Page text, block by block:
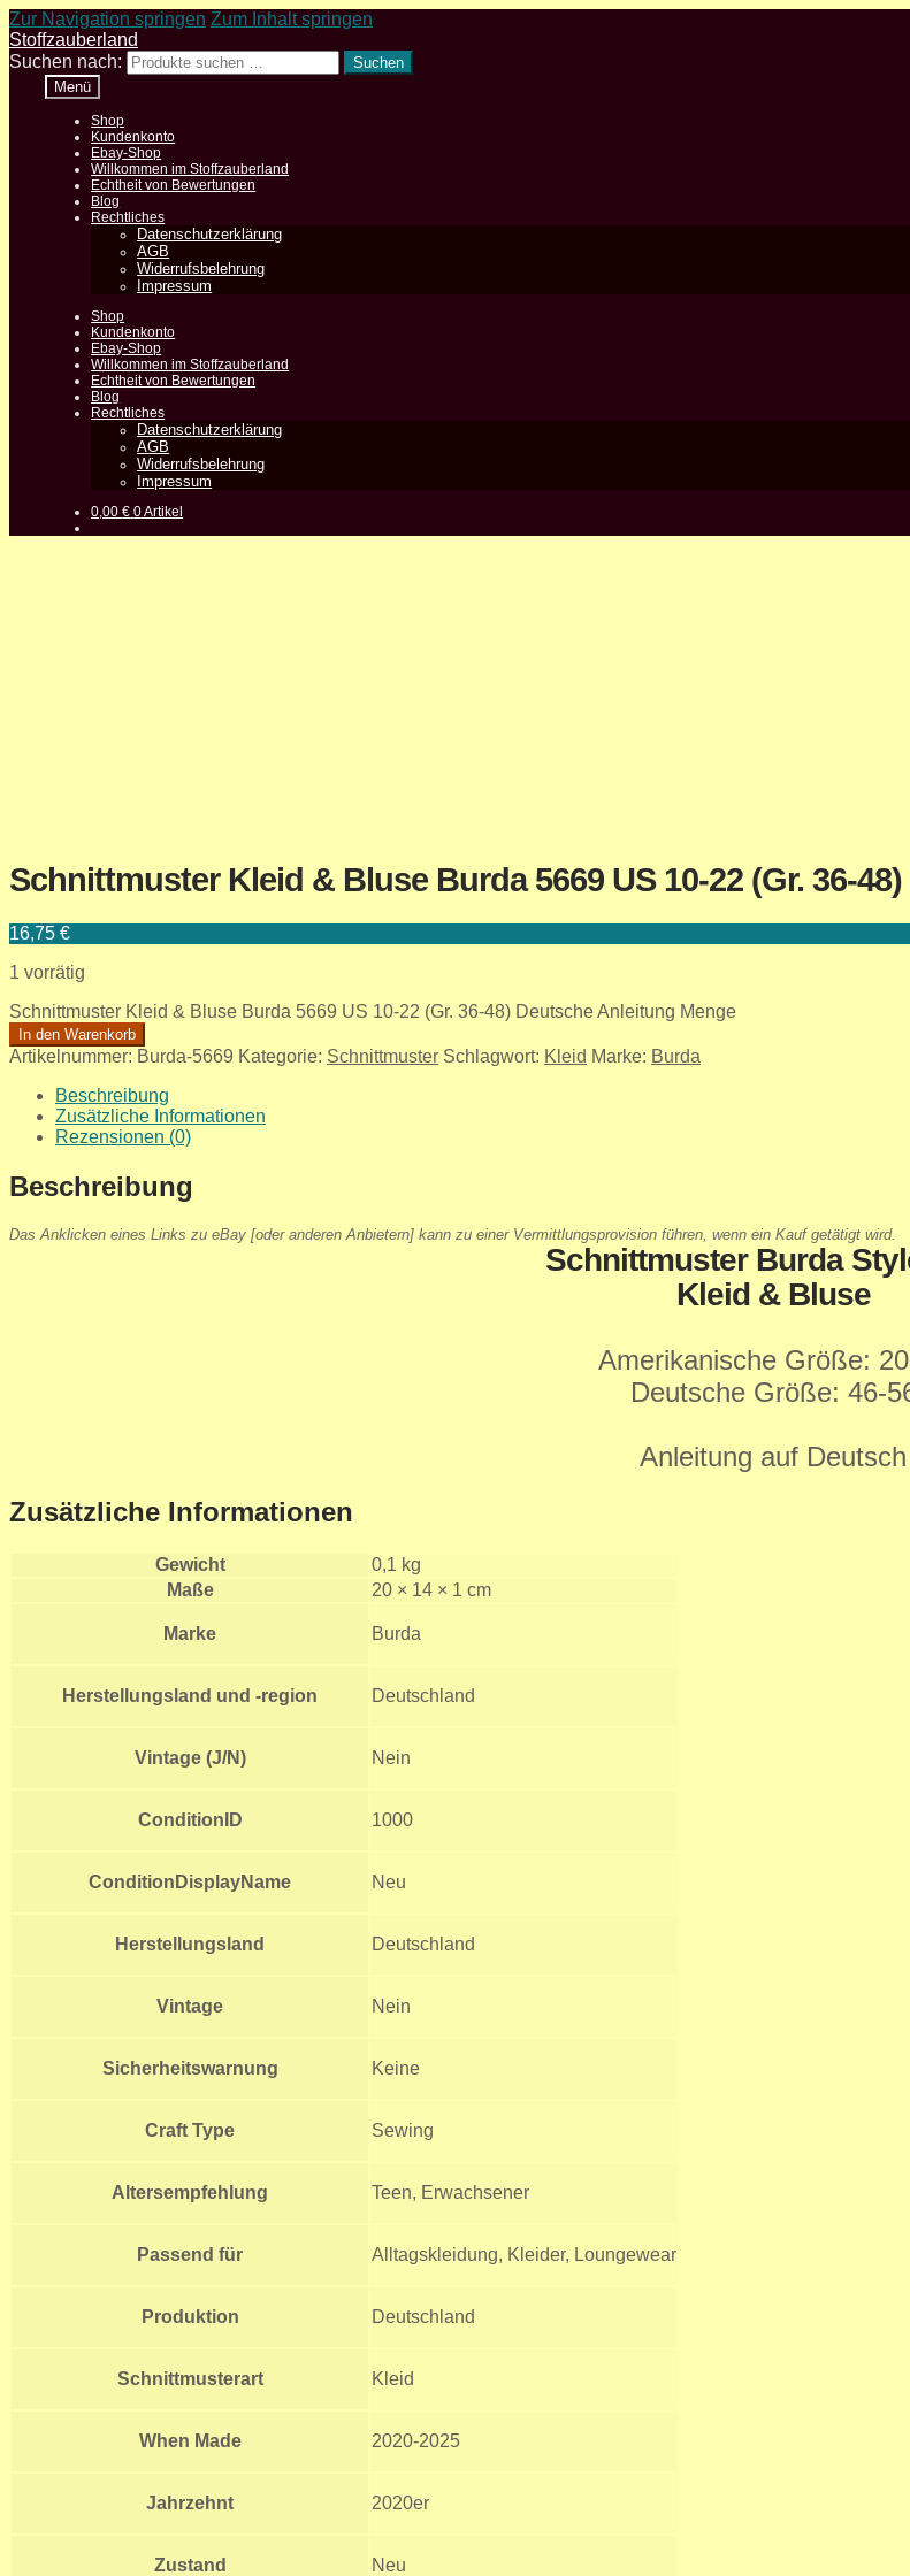
Zur Navigation springen Zum Inhalt springen
Stoffzauberland
Suchen nach:
Suchen
Menü
Shop
Kundenkonto
Ebay-Shop
Willkommen im Stoffzauberland
Echtheit von Bewertungen
Blog
Rechtliches
Datenschutzerklärung
AGB
Widerrufsbelehrung
Impressum
Shop
Kundenkonto
Ebay-Shop
Willkommen im Stoffzauberland
Echtheit von Bewertungen
Blog
Rechtliches
Datenschutzerklärung
AGB
Widerrufsbelehrung
Impressum
0,00€ 0 Artikel
Schnittmuster Kleid & Bluse Burda 5669 US 10-22 (Gr. 36-
16,75 €
1 vorrätig
Schnittmuster Kleid & Bluse Burda 5669 US 10-22 (Gr. 36-48) Deutsche Anleitung Menge
In den Warenkorb
Artikelnummer: Burda-5669 Kategorie: Schnittmuster Schlagwort: Kleid Marke: Burda
Beschreibung
Zusätzliche Informationen
Rezensionen (0)
Beschreibung
Das Anklicken eines Links zu eBay [oder anderen Anbietern] kann zu einer Vermittlungsprovision führen, wenn ein Kauf getätigt wird.
Schnittmuster Burda
Kleid & Bluse
Amerikanische Größe:
Deutsche Größe: 46-
Anleitung auf Deutsch
Zusätzliche Informationen
Gewicht
0,1 kg
Maße
20 × 14 × 1 cm
Marke Burda
Herstellungsland und -region Deutschland
Vintage (J/N) Nein
ConditionID 1000
ConditionDisplayName Neu
Herstellungsland Deutschland
Vintage Nein
Sicherheitswarnung Keine
Craft Type Sewing
Altersempfehlung Teen, Erwachsener
Passend für Alltagskleidung, Kleider, Loungewear
Produktion Deutschland
Schnittmusterart Kleid
When Made 2020-2025
Jahrzehnt 2020er
Zustand Neu